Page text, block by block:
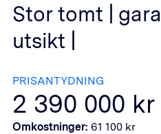
Stor tomt |
utsikt |
PRISANTYDNING
2 390 000 kr
Omkostninger: 61 100 kr